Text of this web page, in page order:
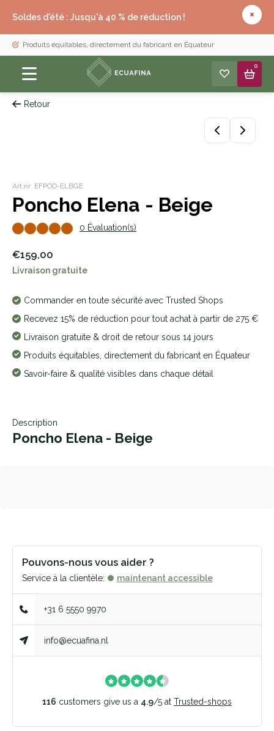
Soldes d'été : Jusqu'à 40 % de réduction !
Produits équitables, directement du fabricant en Équateur
0
Retour
Art.nr: EFPOD-ELBGE
Poncho Elena - Beige
0 Évaluation(s)
€159,00
Livraison gratuite
Commander en toute sécurité avec Trusted Shops
Recevez 15% de réduction pour tout achat à partir de 275 €
Livraison gratuite & droit de retour sous 14 jours
Produits équitables, directement du fabricant en Équateur
Savoir-faire & qualité visibles dans chaque détail
Description
Poncho Elena - Beige
Pouvons-nous vous aider ?
Service à la clientèle: maintenant accessible
+31 6 5550 9970
info@ecuafina.nl
116 customers give us a 4.9/5 at Trusted-shops